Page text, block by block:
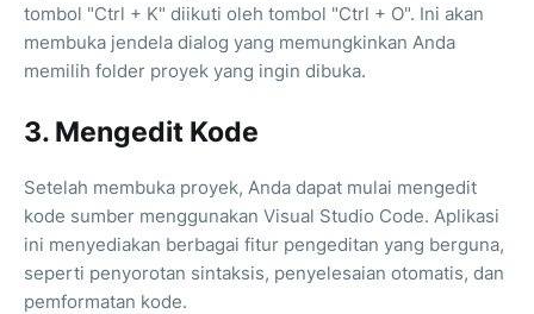
tombol "Ctrl + K" diikuti oleh tombol "Ctrl + O". Ini akan
membuka jendela dialog yang memungkinkan Anda
memilih folder proyek yang ingin dibuka.
3. Mengedit Kode
Setelah membuka proyek, Anda dapat mulai mengedit
kode sumber menggunakan Visual Studio Code. Aplikasi
ini menyediakan berbagai fitur pengeditan yang berguna,
seperti penyorotan sintaksis, penyelesaian otomatis, dan
pemformatan kode.